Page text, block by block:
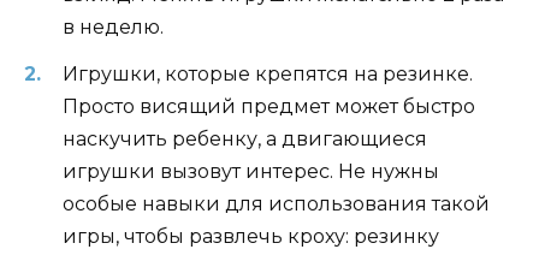
в неделю.
Игрушки, которые крепятся на резинке.
Просто висящий предмет может быстро
наскучить ребенку, а двигающиеся
игрушки вызовут интерес. Не нужны
особые навыки для использования такой
игры, чтобы развлечь кроху: резинку